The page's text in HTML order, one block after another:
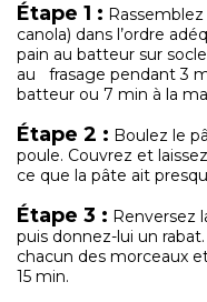
Étape 1 :
canola) dans l’ordre
pain au batteur sur
au frasage pendant 3
batteur ou 7 min à la
Étape 2 : Boulez le
poule. Couvrez et
ce que la pâte ait
Étape 3 : Renversez
puis donnez-lui un
chacun des morceaux
15 min.